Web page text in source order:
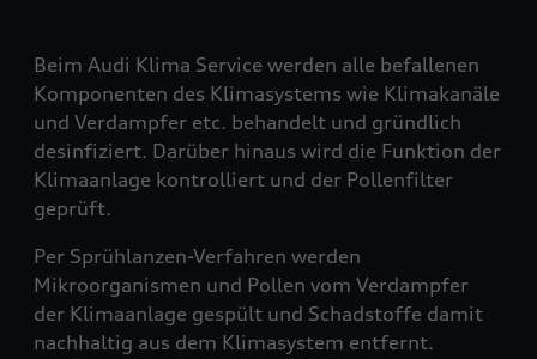
Beim Audi Klima Service werden alle befallenen
Komponenten des Klimasystems wie Klimakanäle
und Verdampfer etc. behandelt und gründlich
desinfiziert. Darüber hinaus wird die Funktion der
Klimaanlage kontrolliert und der Pollenfilter
geprüft.
Per Sprühlanzen-Verfahren werden
Mikroorganismen und Pollen vom Verdampfer
der Klimaanlage gespült und Schadstoffe damit
nachhaltig aus dem Klimasystem entfernt.